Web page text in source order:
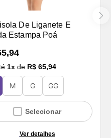
De Liganete E
Estampa Poá
1x de R$ 65,94
M G GG
Selecionar
Ver detalhes